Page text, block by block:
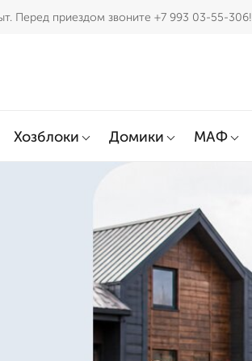
Перед приездом звоните +7 993 03-55-306!
Хозблоки Домики МАФ